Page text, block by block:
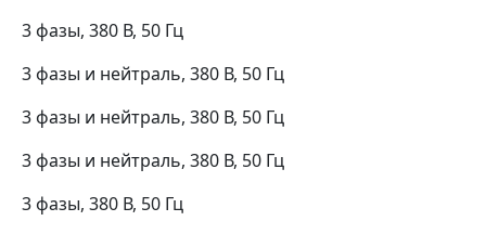
3 фазы, 380 В, 50 Гц
3 фазы и нейтраль, 380 В, 50 Гц
3 фазы и нейтраль, 380 В, 50 Гц
3 фазы и нейтраль, 380 В, 50 Гц
3 фазы, 380 В, 50 Гц